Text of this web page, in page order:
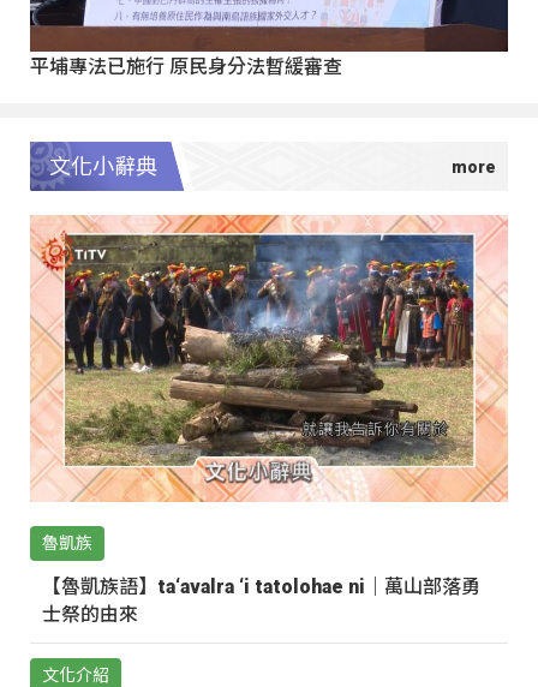
平埔專法已施行 原民身分法暫緩審查
文化小辭典
魯凱族
【魯凱族語】ta‘avalra ‘i tatolohae ni｜萬山部落勇
士祭的由來
文化介紹